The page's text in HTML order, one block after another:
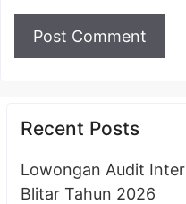
Recent Posts
Lowongan Audit
Blitar Tahun 2026